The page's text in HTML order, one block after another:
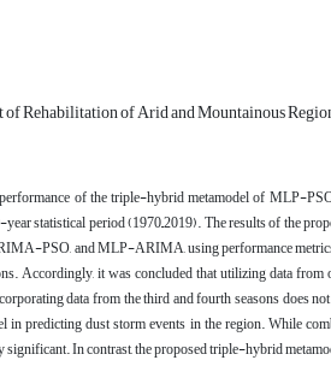
Rehabilitation of Arid and Mountainous
of the triple-hybrid metamodel of MLP-
statistical period (1970–2019). The results of the
PSO, and MLP-ARIMA, using performance
Accordingly, it was concluded that utilizing data
data from the third and fourth seasons does
predicting dust storm events in the region. While
In contrast, the proposed triple-hybrid